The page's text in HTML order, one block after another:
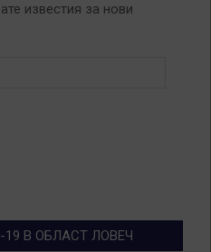
известия за нови
19 В ОБЛАСТ ЛОВЕЧ